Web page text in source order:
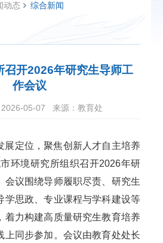
动态 综合新闻
召开2026年研究生导师工
作会议
05-07 来源：教育处
展定位，聚焦创新人才自主培养
环境研究所组织召开2026年研
会议围绕导师履职尽责、研究生
学思政、专业课程与学科建设等
着力构建高质量研究生教育培养
上同步参加。会议由教育处处长